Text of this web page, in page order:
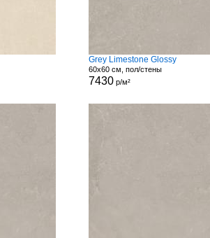
Grey Limestone Glossy
60x60 см, пол/стены
7430 р/м²